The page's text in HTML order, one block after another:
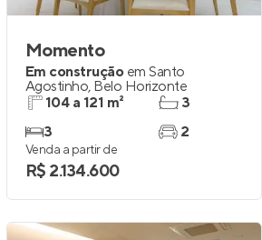
Momento
Em construção em Santo
Agostinho, Belo Horizonte
104 a 121 m²
3
3
2
Venda a partir de
R$ 2.134.600